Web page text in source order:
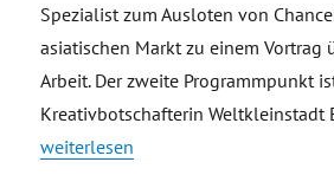
Spezialist zum Ausloten von
asiatischen Markt zu einem Vortrag
Arbeit. Der zweite Programmpunkt
Kreativbotschafterin Weltkleinstadt
„Einladung Blick nach Asien und
weiterlesen